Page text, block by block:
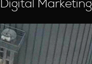
Digital Marketing